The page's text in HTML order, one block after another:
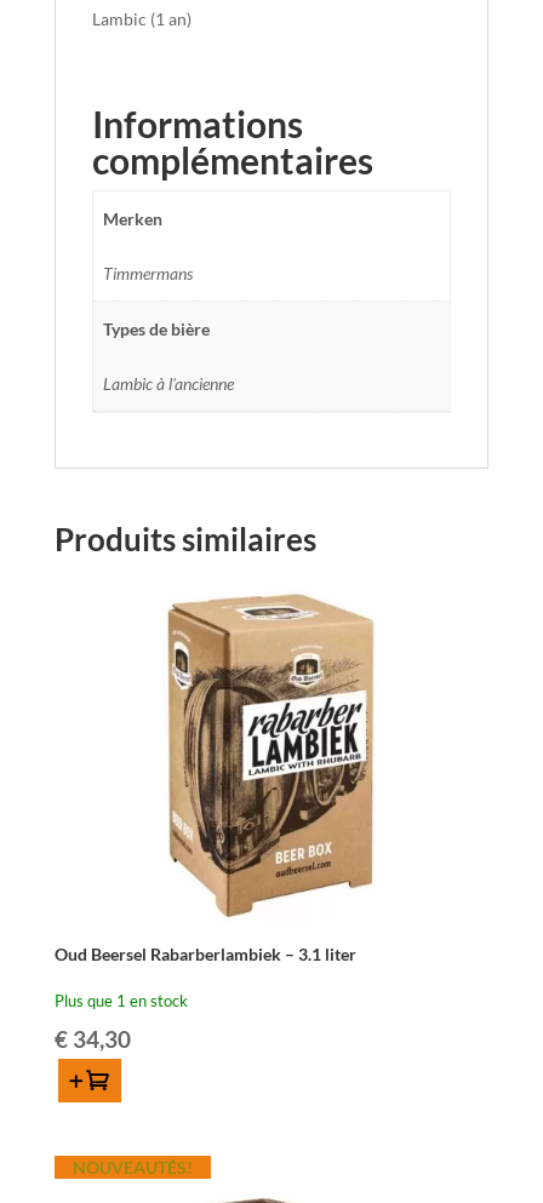
Lambic (1 an)
Informations
complémentaires
Merken
Timmermans
Types de bière
Lambic à l'ancienne
Produits similaires
Oud Beersel Rabarberlambiek – 3.1 liter
Plus que 1 en stock
€34,30
Oud
Ajouter au panier
NOUVEAUTÉS!